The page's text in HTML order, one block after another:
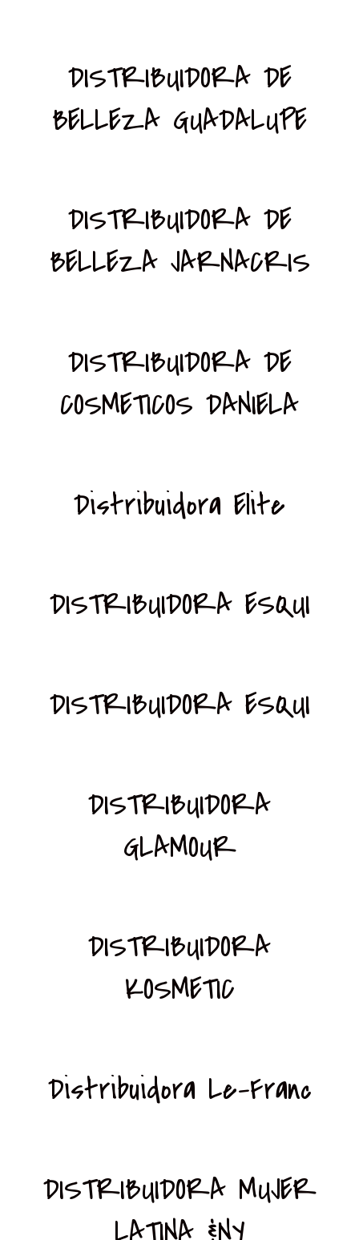
DISTRIBUIDORA DE
BELLEZA GUADALUPE
DISTRIBUIDORA DE
BELLEZA JARNACRIS
DISTRIBUIDORA DE
COSMETICOS DANIELA
Distribuidora Elite
DISTRIBUIDORA ESQUI
DISTRIBUIDORA ESQUI
DISTRIBUIDORA
GLAMOUR
DISTRIBUIDORA
KOSMETIC
Distribuidora Le-Franc
DISTRIBUIDORA MUJER